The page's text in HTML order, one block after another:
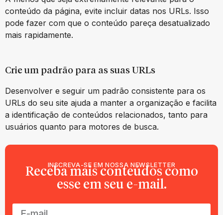
conteúdo da página, evite incluir datas nos URLs. Isso
pode fazer com que o conteúdo pareça desatualizado
mais rapidamente.
Crie um padrão para as suas URLs
Desenvolver e seguir um padrão consistente para os
URLs do seu site ajuda a manter a organização e facilita
a identificação de conteúdos relacionados, tanto para
usuários quanto para motores de busca.
INSCREVA-SE EM NOSSA NEWSLETTER
Receba mais conteúdos como
esse em seu e-mail.